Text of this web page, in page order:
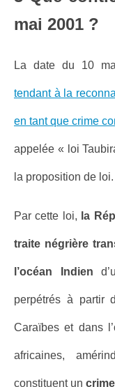
mai 2001 ?
La date du 10
tendant à la
en tant que crime
appelée « loi
la proposition de loi.
Par cette loi, la
traite négrière
l’océan Indien
perpétrés à partir
Caraïbes et dans
africaines,
constituent un